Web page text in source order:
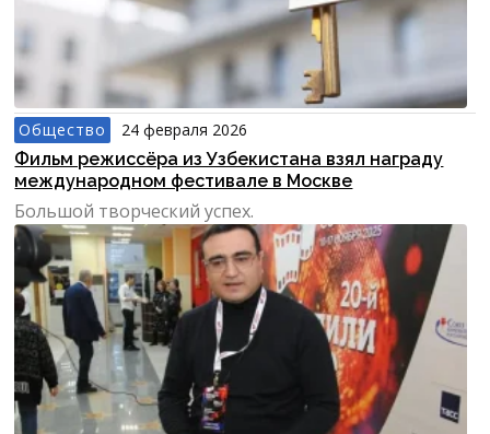
Общество
24 февраля 2026
Фильм режиссёра из Узбекистана взял награду
международном фестивале в Москве
Большой творческий успех.